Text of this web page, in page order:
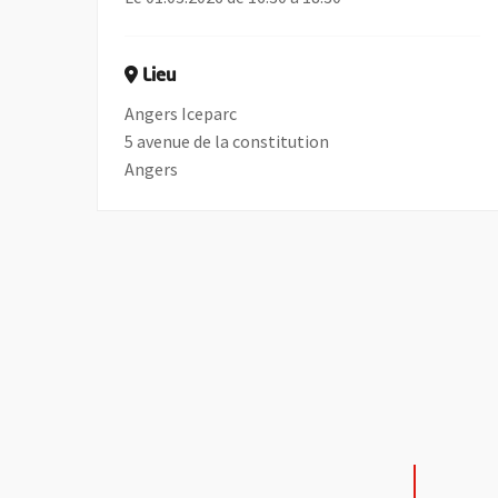
Lieu
Angers Iceparc
5 avenue de la constitution
Angers